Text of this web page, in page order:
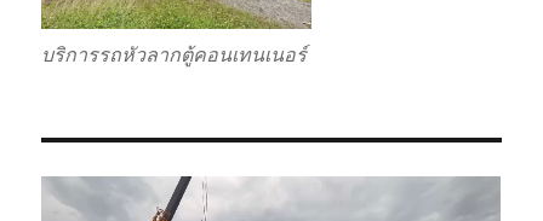
บริการรถหัวลากตู้คอนเทนเนอร์